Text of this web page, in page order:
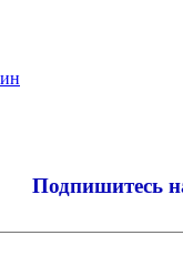
Подпишитесь